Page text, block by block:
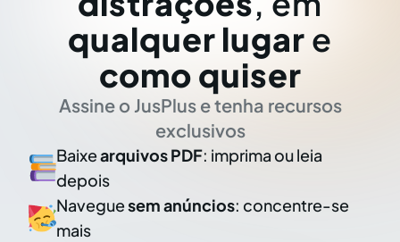
qualquer lugar e
como quiser
Assine o JusPlus e tenha recursos
exclusivos
Baixearquivos PDF: imprima ou leia
depois
Naveguesem anúncios: concentre-se
mais